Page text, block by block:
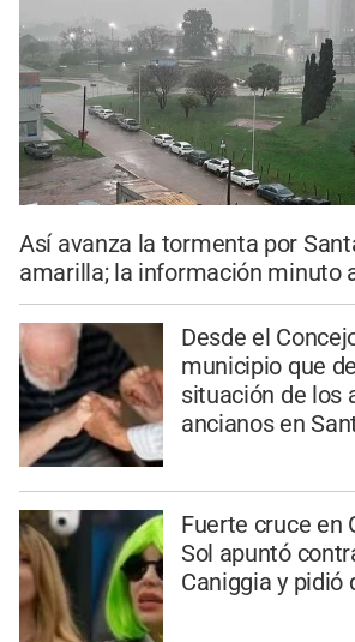
Así avanza la tormenta por
amarilla; la información minuto
Desde el
municipio que
situación de los
ancianos en
Fuerte cruce en
Sol apuntó
Caniggia y pidió